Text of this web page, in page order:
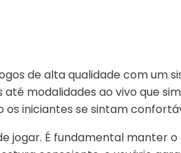
de alta qualidade com um
modalidades ao vivo que
iniciantes se sintam
jogar. É fundamental manter